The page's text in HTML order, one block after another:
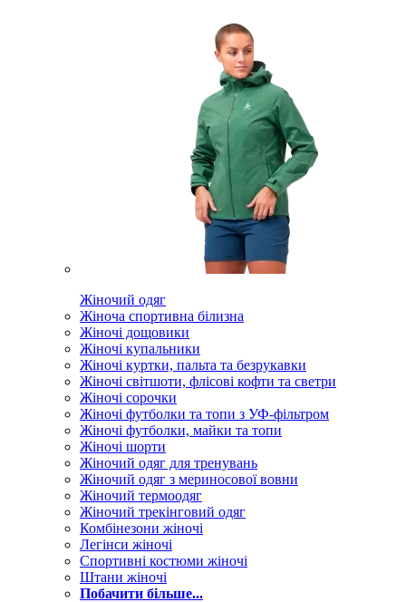
Жіночий одяг
Жіноча спортивна білизна
Жіночі дощовики
Жіночі купальники
Жіночі куртки, пальта та безрукавки
Жіночі світшоти, флісові кофти та светри
Жіночі сорочки
Жіночі футболки та топи з УФ-фільтром
Жіночі футболки, майки та топи
Жіночі шорти
Жіночий одяг для тренувань
Жіночий одяг з мериносової вовни
Жіночий термоодяг
Жіночий трекінговий одяг
Комбінезони жіночі
Легінси жіночі
Спортивні костюми жіночі
Штани жіночі
Побачити більше...